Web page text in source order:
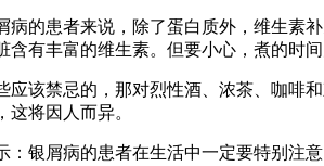
病的患者来说，除了蛋白质外，维生素
有丰富的维生素。但要小心，煮的时
应该禁忌的，那对烈性酒、浓茶、咖啡
将因人而异。
：银屑病的患者在生活中一定要特别注